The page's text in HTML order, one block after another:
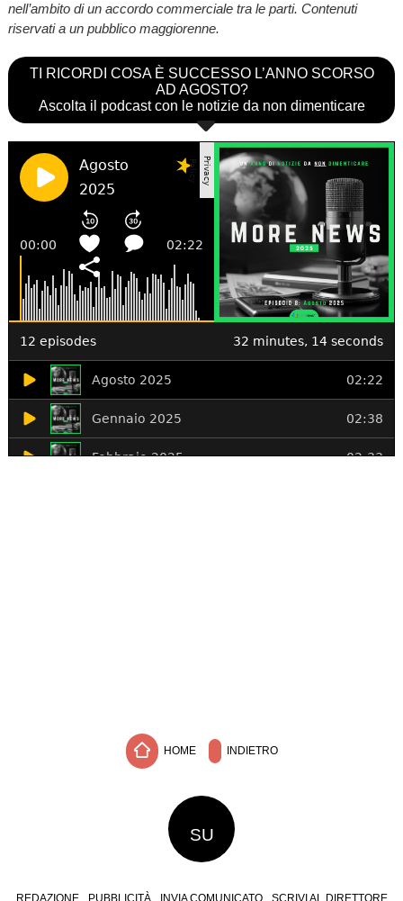
nell’ambito di un accordo commerciale tra le parti. Contenuti
riservati a un pubblico maggiorenne.
TI RICORDI COSA È SUCCESSO L’ANNO SCORSO
AD AGOSTO?
Ascolta il podcast con le notizie da non dimenticare
HOME INDIETRO
SU